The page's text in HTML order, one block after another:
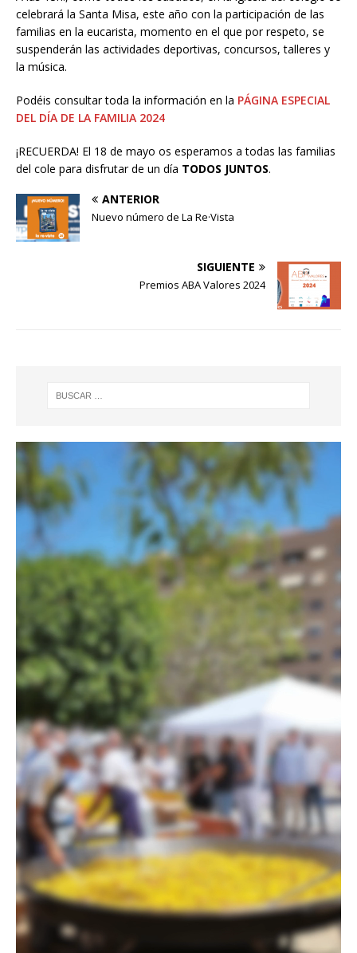
celebrará la Santa Misa, este año con la participación de las
familias en la eucarista, momento en el que por respeto, se
suspenderán las actividades deportivas, concursos, talleres y
la música.
Podéis consultar toda la información en la PÁGINA ESPECIAL
DEL DÍA DE LA FAMILIA 2024
¡RECUERDA! El 18 de mayo os esperamos a todas las familias
del cole para disfrutar de un día TODOS JUNTOS.
ANTERIOR
Nuevo número de La Re·Vista
SIGUIENTE
Premios ABA Valores 2024